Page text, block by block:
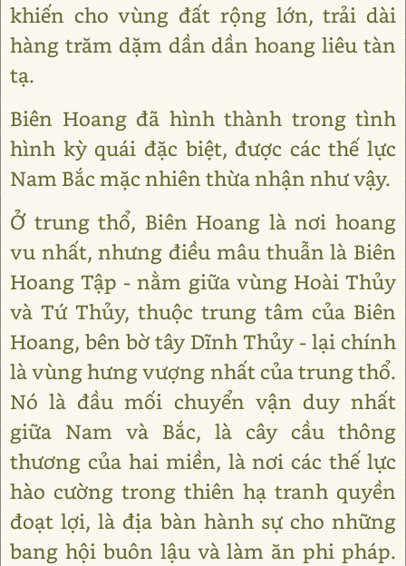
khiến cho vùng đất rộng lớn, trải dài
hàng trăm dặm dần dần hoang liêu tàn
tạ.
Biên Hoang đã hình thành trong tình
hình kỳ quái đặc biệt, được các thế lực
Nam Bắc mặc nhiên thừa nhận như vậy.
Ở trung thổ, Biên Hoang là nơi hoang
vu nhất, nhưng điều mâu thuẫn là Biên
Hoang Tập - nằm giữa vùng Hoài Thủy
và Tứ Thủy, thuộc trung tâm của Biên
Hoang, bên bờ tây Dĩnh Thủy - lại chính
là vùng hưng vượng nhất của trung thổ.
Nó là đầu mối chuyển vận duy nhất
giữa Nam và Bắc, là cây cầu thông
thương của hai miền, là nơi các thế lực
hào cường trong thiên hạ tranh quyền
đoạt lợi, là địa bàn hành sự cho những
bang hội buôn lậu và làm ăn phi pháp.